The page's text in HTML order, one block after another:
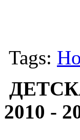
Tags:
2010 -